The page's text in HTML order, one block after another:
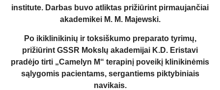
institute. Darbas buvo atliktas prižiūrint pirmaujančiai
akademikei M. M. Majewski.
Po ikiklinikinių ir toksiškumo preparato tyrimų,
prižiūrint GSSR Mokslų akademijai K.D. Eristavi
pradėjo tirti „Camelyn M“ terapinį poveikį klinikinėmis
sąlygomis pacientams, sergantiems piktybiniais
navikais.